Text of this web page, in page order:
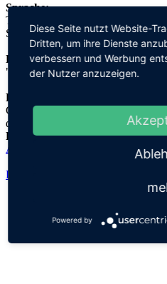
Sprache:
Tschechisch
Slowakisch
Bedeutung:
"gut"
Herleitung:
Griechisch,
αγαθός "agathos"
Herkunftsname:
Agathe
Datenschutz
Diese Seite nutzt Website-
Dritten, um ihre Dienste
verbessern und Werbung
der Nutzer anzuzeigen.
Powered by